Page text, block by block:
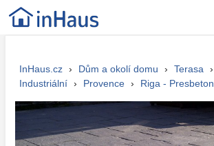
InHaus.cz › Dům a okolí domu › Terasa ›
Industriální › Provence › Riga - Presbeton